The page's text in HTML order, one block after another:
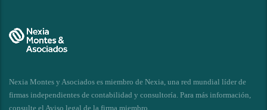
Nexia Montes y Asociados es miembro de Nexia, una red mundial líder de
firmas independientes de contabilidad y consultoría. Para más información,
consulte el Aviso legal de la firma miembro.